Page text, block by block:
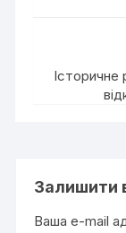
Історичне
Залишити
Ваша e-mail